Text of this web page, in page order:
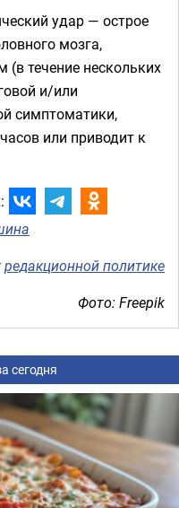
удар — острое
мозга,
течение нескольких
и/или
симптоматики,
или приводит к
редакционной политике
Фото: Freepik
сегодня